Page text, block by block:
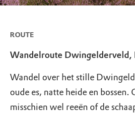
ROUTE
Wandelroute Dwingelderveld,
Wandel over het stille
oude es, natte heide en
misschien wel reeën of de